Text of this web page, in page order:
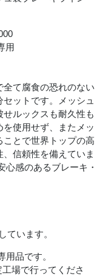
用
全て腐食の恐れのない
ットです。メッシュ
ルックスも耐久性も
使用せず、またメッ
とで世界トップの高
信頼性を備えていま
心感のあるブレーキ・
ています。
品です。
場で行ってくださ